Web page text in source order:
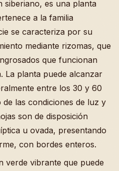
siberiano, es una planta
a la familia
se caracteriza por su
mediante rizomas, que
que funcionan
La planta puede alcanzar
entre los 30 y 60
las condiciones de luz y
son de disposición
u ovada, presentando
con bordes enteros.
verde vibrante que puede